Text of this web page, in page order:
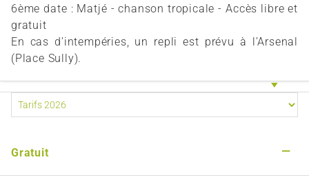
6ème date : Matjé - chanson tropicale - Accès libre et
gratuit
En cas d’intempéries, un repli est prévu à l’Arsenal
(Place Sully).
Gratuit —